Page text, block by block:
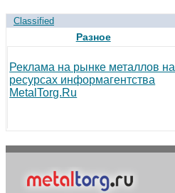
Classified
Разное
Реклама на рынке металлов на
ресурсах информагентства
MetalTorg.Ru